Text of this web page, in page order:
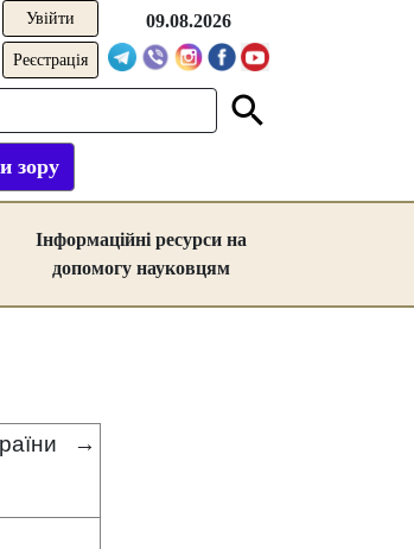
Реєстрація
09.08.2026
зору
Інформаційні ресурси на
допомогу науковцям
→